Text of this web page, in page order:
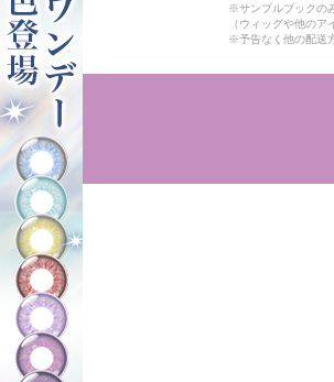
※サンプルブックの
（ウィッグや他の
※予告なく他の配送